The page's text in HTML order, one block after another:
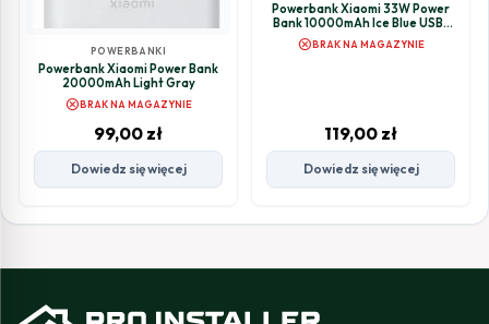
POWERBANKI
Powerbank Xiaomi Power Bank
20000mAh Light Gray
cancelBRAK NA MAGAZYNIE
99,00 zł
Dowiedz się więcej
Powerbank Xiaomi 33W Power
Bank 10000mAh Ice Blue USB-
C/USB-A z kablem
cancel BRAK NA MAGAZYNIE
119,00 zł
Dowiedz się więcej